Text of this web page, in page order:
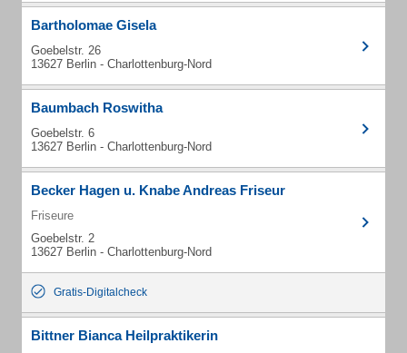
Bartholomae Gisela
Goebelstr. 26
13627 Berlin - Charlottenburg-Nord
Baumbach Roswitha
Goebelstr. 6
13627 Berlin - Charlottenburg-Nord
Becker Hagen u. Knabe Andreas Friseur
Friseure
Goebelstr. 2
13627 Berlin - Charlottenburg-Nord
Gratis-Digitalcheck
Bittner Bianca Heilpraktikerin